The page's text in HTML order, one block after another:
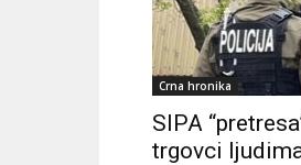
Crna hronika
SIPA
trgovci